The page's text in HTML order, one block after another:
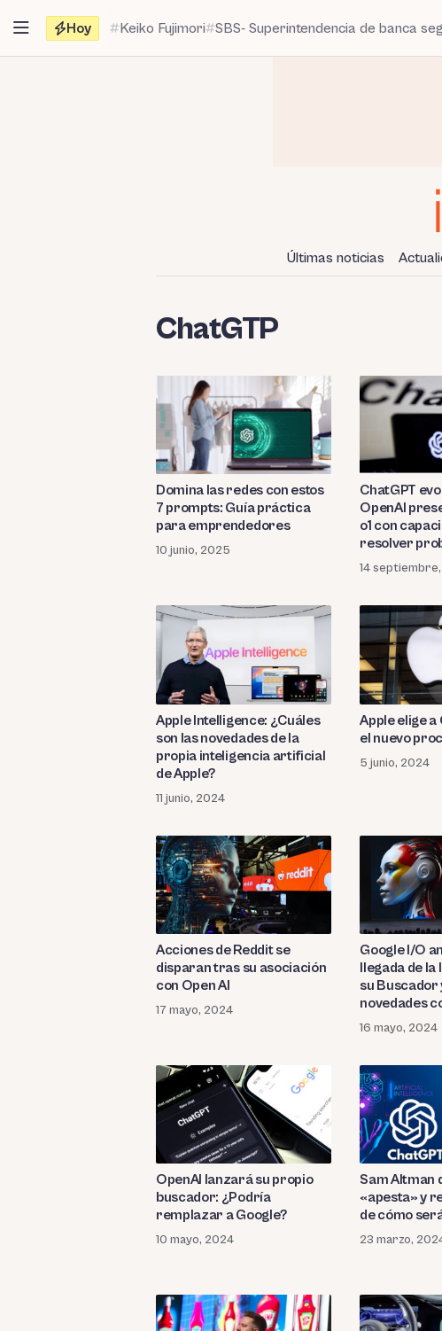
contenido
Hoy Keiko Fujimori SBS- Superintendencia de banca
Últimas noticias
ChatGTP
Domina las redes con estos
7 prompts: Guía práctica
para emprendedores
10 junio, 2025
ChatGPT
OpenAI
o1 con
resolver
complejos
14
Apple Intelligence: ¿Cuáles
son las novedades de la
propia inteligencia artificial
de Apple?
11 junio, 2024
Apple elige a
el nuevo
5 junio, 2024
Acciones de Reddit se
disparan tras su asociación
con Open AI
17 mayo, 2024
Google I/O
llegada de la
su Buscador
novedades
artificial
16 mayo, 2024
OpenAI lanzará su propio
buscador: ¿Podría
remplazar a Google?
10 mayo, 2024
Sam Altman
«apesta» y
de cómo
23 marzo,